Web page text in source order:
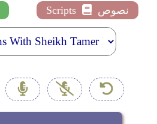
Scripts نصوص